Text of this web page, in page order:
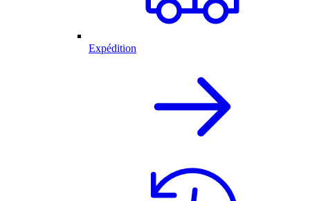
Expédition